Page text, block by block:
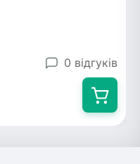
0 відгуків